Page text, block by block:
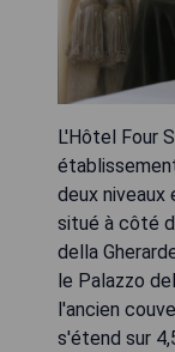
L'Hôtel Four
deux niveaux
situé à côté
della
le Palazzo
l'ancien
s'étend sur